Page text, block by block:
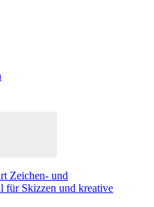
Zeichen- und
für Skizzen und kreative